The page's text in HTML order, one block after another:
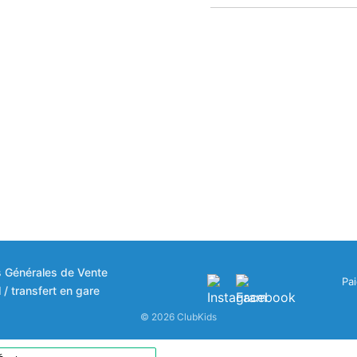
Générales de Vente
/ transfert en gare
© 2026 ClubKids